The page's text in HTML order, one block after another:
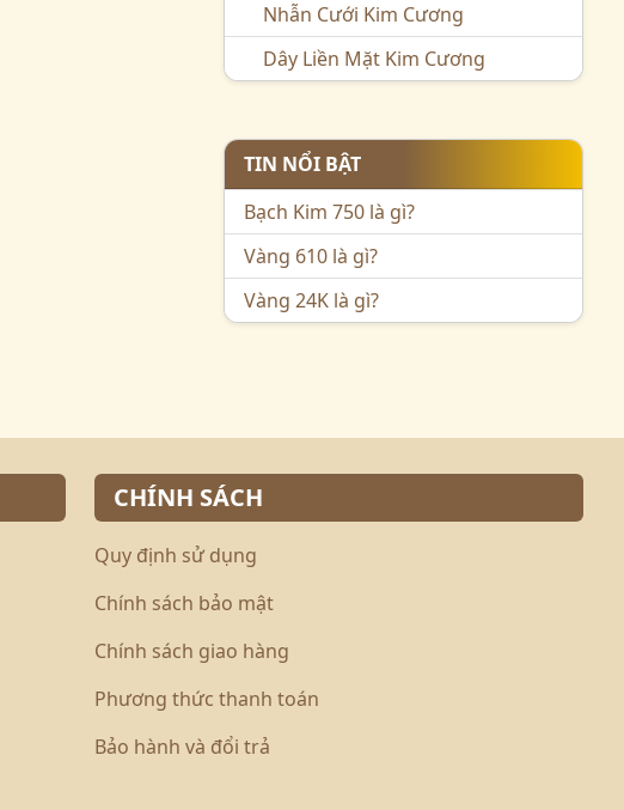
Nhẫn Cưới Kim Cương
Dây Liền Mặt Kim Cương
TIN NỔI BẬT
Bạch Kim 750 là gì?
Vàng 610 là gì?
Vàng 24K là gì?
CHÍNH SÁCH
Quy định sử dụng
Chính sách bảo mật
Chính sách giao hàng
Phương thức thanh toán
Bảo hành và đổi trả